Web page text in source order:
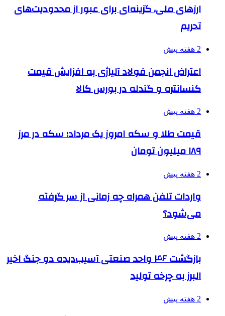
ارزهای ملی، گزینه‌ای برای عبور از محدودیت‌های
تحریم
2 هفته پیش
اعتراض انجمن فولاد آلیاژی به افزایش قیمت
کنسانتره و گندله در بورس کالا
2 هفته پیش
قیمت طلا و سکه امروز یک مرداد؛ سکه در مرز
۱۸۹ میلیون تومان
2 هفته پیش
واردات تلفن همراه چه زمانی از سر گرفته
می‌شود؟
2 هفته پیش
بازگشت ۴۶ واحد صنعتی آسیب‌دیده دو جنگ اخیر
البرز به چرخه تولید
2 هفته پیش